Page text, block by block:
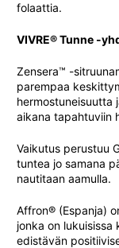
folaattia.
VIVRE® Tunne -
Zensera™ -
parempaa
hermostuneisuutta
aikana tapahtuviin
Vaikutus perustuu
tuntea jo samana
nautitaan aamulla.
Affron® (Espanja)
jonka on lukuisissa
edistävän